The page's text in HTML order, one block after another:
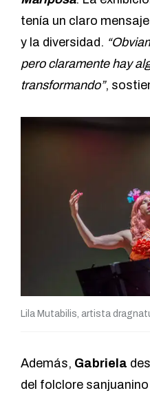
tenía un claro
y la diversidad.
pero claramente hay
transformando”,
Lila Mutabilis, artista
Además, Gabriela
del folclore